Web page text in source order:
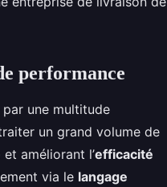
performance
une multitude
un grand volume de
et améliorant l’efficacité
via le langage